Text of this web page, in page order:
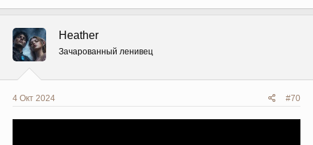
ц
и
и
:
Heather
Зачарованный ленивец
4 Окт 2024 #70